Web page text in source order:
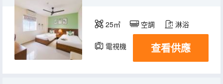
25㎡ 空調 淋浴
電視機 冰箱
查看供應